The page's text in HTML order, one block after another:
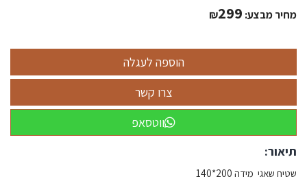
מחיר מבצע: ₪299
ווטסאפ
תיאור:
שטיח שאגי מידה 200*140